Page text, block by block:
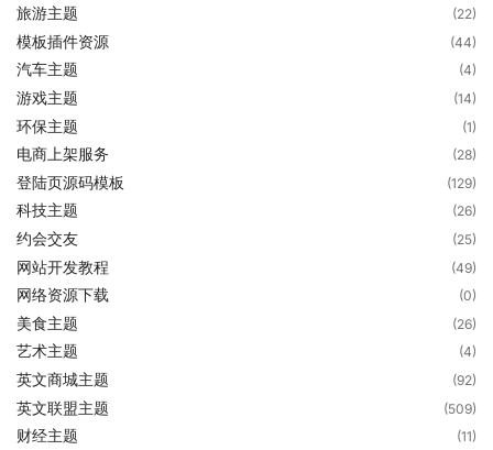
旅游主题 (22)
模板插件资源 (44)
汽车主题 (4)
游戏主题 (14)
环保主题 (1)
电商上架服务 (28)
登陆页源码模板 (129)
科技主题 (26)
约会交友 (25)
网站开发教程 (49)
网络资源下载 (0)
美食主题 (26)
艺术主题 (4)
英文商城主题 (92)
英文联盟主题 (509)
财经主题 (11)